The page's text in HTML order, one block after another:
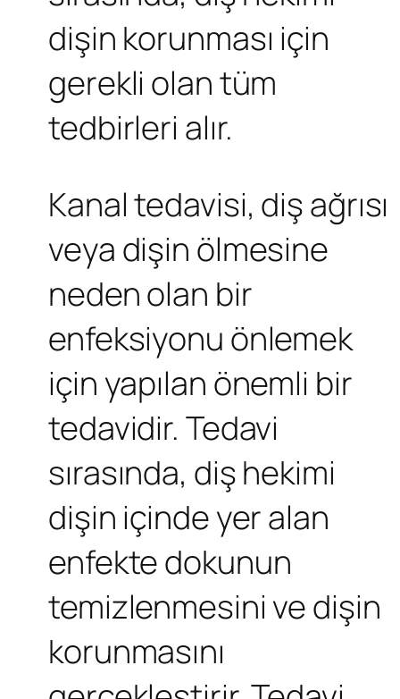
dişin korunması için
gerekli olan tüm
tedbirleri alır.
Kanal tedavisi, diş ağrısı
veya dişin ölmesine
neden olan bir
enfeksiyonu önlemek
için yapılan önemli bir
tedavidir. Tedavi
sırasında, diş hekimi
dişin içinde yer alan
enfekte dokunun
temizlenmesini ve dişin
korunmasını